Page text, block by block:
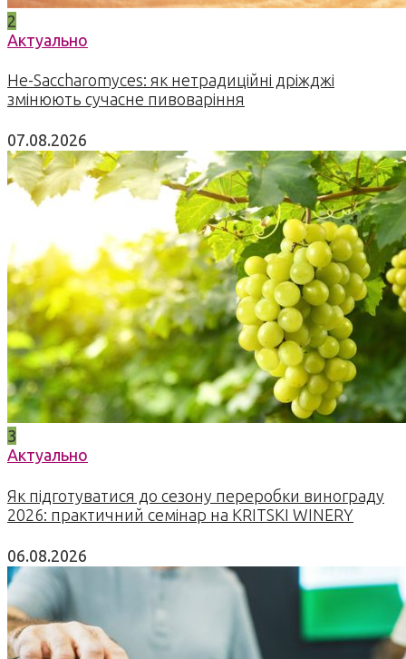
2
Актуально
Не-Saccharomyces: як нетрадиційні дріжджі
змінюють сучасне пивоваріння
07.08.2026
3
Актуально
Як підготуватися до сезону переробки винограду
2026: практичний семінар на KRITSKI WINERY
06.08.2026